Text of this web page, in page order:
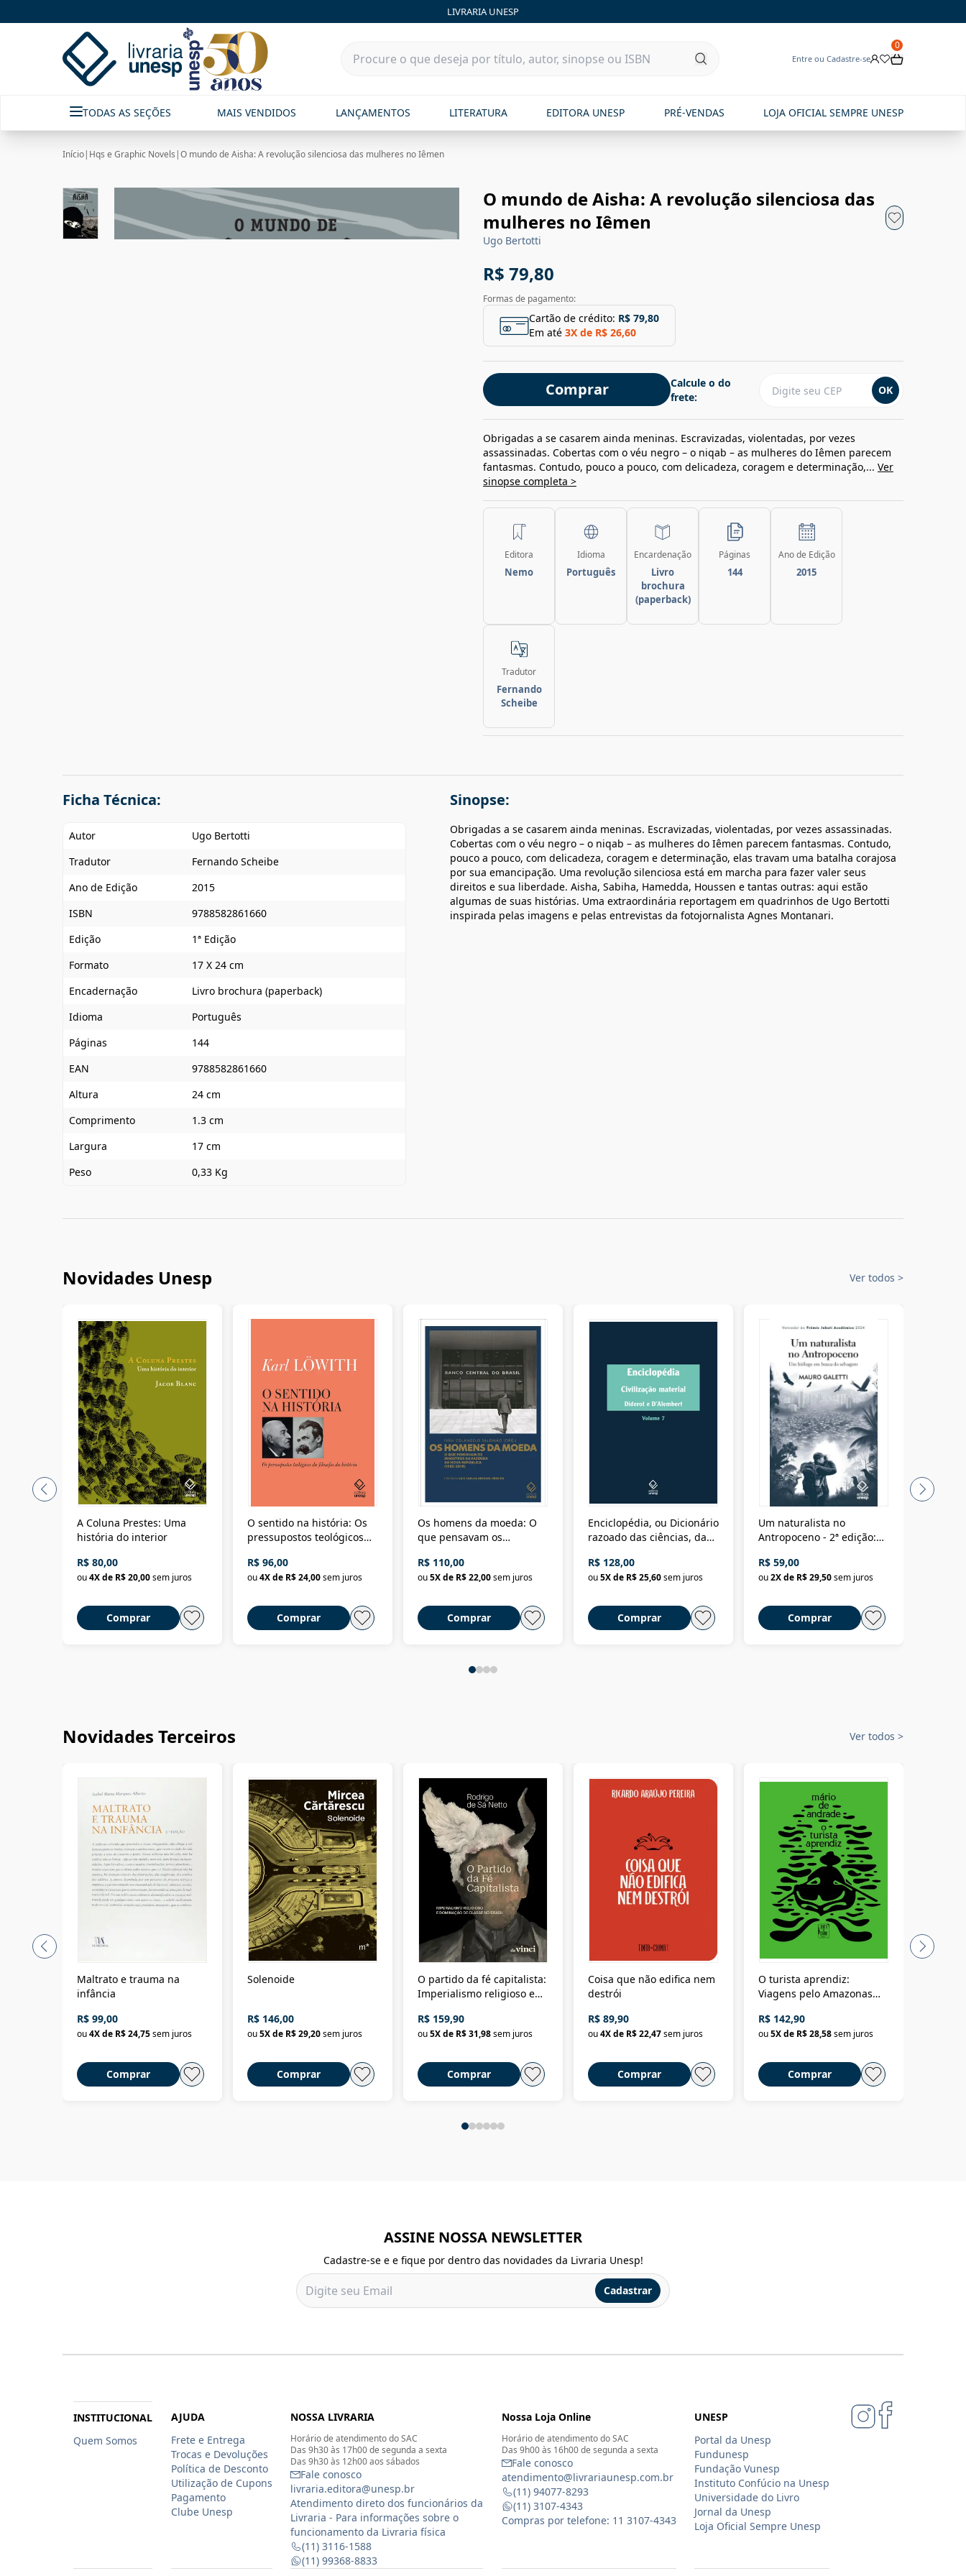
LIVRARIA UNESP
Entre ou Cadastre-se
0
TODAS AS SEÇÕES MAIS VENDIDOS LANÇAMENTOS LITERATURA EDITORA UNESP PRÉ-VENDAS LOJA OFICIAL SEMPRE UNESP
Início| Hqs e Graphic Novels |O mundo de Aisha: A revolução silenciosa das mulheres no Iêmen
O mundo de Aisha: A revolução silenciosa das
mulheres no Iêmen
Ugo Bertotti
R$ 79,80
Formas de pagamento:
Cartão de crédito: R$ 79,80
Em até 3X de R$ 26,60
Comprar
Calcule o do
frete:
OK
Obrigadas a se casarem ainda meninas. Escravizadas, violentadas, por vezes
assassinadas. Cobertas com o véu negro – o niqab – as mulheres do Iêmen parecem
fantasmas. Contudo, pouco a pouco, com delicadeza, coragem e determinação,... Ver
sinopse completa >
Editora
Nemo
Idioma
Português
Encardenação
Livro
brochura
(paperback)
Páginas
144
Ano de Edição
2015
Tradutor
Fernando
Scheibe
Ficha Técnica:
Autor
Ugo Bertotti
Tradutor
Fernando Scheibe
Ano de Edição
2015
ISBN
9788582861660
Edição
1ª Edição
Formato
17 X 24 cm
Encadernação
Livro brochura (paperback)
Idioma
Português
Páginas
144
EAN
9788582861660
Altura
24 cm
Comprimento
1.3 cm
Largura
17 cm
Peso
0,33 Kg
Sinopse:
Obrigadas a se casarem ainda meninas. Escravizadas, violentadas, por vezes assassinadas.
Cobertas com o véu negro – o niqab – as mulheres do Iêmen parecem fantasmas. Contudo,
pouco a pouco, com delicadeza, coragem e determinação, elas travam uma batalha corajosa
por sua emancipação. Uma revolução silenciosa está em marcha para fazer valer seus
direitos e sua liberdade. Aisha, Sabiha, Hamedda, Houssen e tantas outras: aqui estão
algumas de suas histórias. Uma extraordinária reportagem em quadrinhos de Ugo Bertotti
inspirada pelas imagens e pelas entrevistas da fotojornalista Agnes Montanari.
Novidades Unesp Ver todos >
A Coluna Prestes: Uma
história do interior
R$ 80,00
ou4X de R$ 20,00sem juros
Comprar
O sentido na história: Os
pressupostos teológicos
R$ 96,00
ou4X de R$ 24,00sem juros
Comprar
Os homens da moeda: O
que pensavam os
Nova República (1985-
2018)
R$ 110,00
ou5X de R$ 22,00sem juros
Comprar
Enciclopédia, ou Dicionário
razoado das ciências, das
Civilização material
R$ 128,00
ou5X de R$ 25,60sem juros
Comprar
Um naturalista no
Antropoceno - 2ª edição:
selvagem
R$ 59,00
ou2X de R$ 29,50sem juros
Comprar
Novidades Terceiros Ver todos >
Maltrato e trauma na
infância
R$ 99,00
ou4X de R$ 24,75sem juros
Comprar
Solenoide
R$ 146,00
ou5X de R$ 29,20sem juros
Comprar
O partido da fé capitalista:
Imperialismo religioso e
Brasil
R$ 159,90
ou5X de R$ 31,98sem juros
Comprar
Coisa que não edifica nem
destrói
R$ 89,90
ou4X de R$ 22,47sem juros
Comprar
O turista aprendiz:
Viagens pelo Amazonas
até a Bolívia e por Marajó
até dizer chega
R$ 142,90
ou5X de R$ 28,58sem juros
Comprar
ASSINE NOSSA NEWSLETTER
Cadastre-se e e fique por dentro das novidades da Livraria Unesp!
Cadastrar
INSTITUCIONAL
Quem Somos
AJUDA
Frete e Entrega
Trocas e Devoluções
Política de Desconto
Utilização de Cupons
Pagamento
Clube Unesp
NOSSA LIVRARIA
Horário de atendimento do SAC
Das 9h30 às 17h00 de segunda a sexta
Das 9h30 às 12h00 aos sábados
Fale conosco
livraria.editora@unesp.br
Atendimento direto dos funcionários da
Livraria - Para informações sobre o
funcionamento da Livraria física
(11) 3116-1588
(11) 99368-8833
Nossa Loja Online
Horário de atendimento do SAC
Das 9h00 às 16h00 de segunda a sexta
Fale conosco
atendimento@livrariaunesp.com.br
(11) 94077-8293
(11) 3107-4343
Compras por telefone: 11 3107-4343
UNESP
Portal da Unesp
Fundunesp
Fundação Vunesp
Instituto Confúcio na Unesp
Universidade do Livro
Jornal da Unesp
Loja Oficial Sempre Unesp